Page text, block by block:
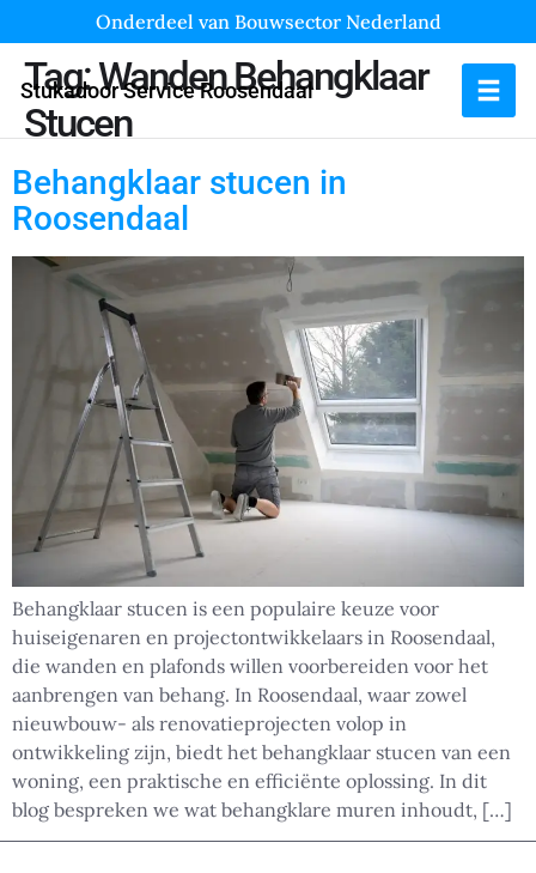
Onderdeel van Bouwsector Nederland
Stukadoor Service Roosendaal
Tag:Wanden Behangklaar
Stucen
Behangklaar stucen in
Roosendaal
Behangklaar stucen is een populaire keuze voor
huiseigenaren en projectontwikkelaars in Roosendaal,
die wanden en plafonds willen voorbereiden voor het
aanbrengen van behang. In Roosendaal, waar zowel
nieuwbouw- als renovatieprojecten volop in
ontwikkeling zijn, biedt het behangklaar stucen van een
woning, een praktische en efficiënte oplossing. In dit
blog bespreken we wat behangklare muren inhoudt, […]